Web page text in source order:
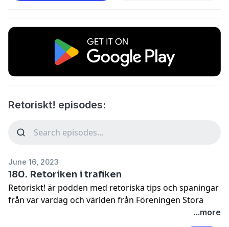
Retoriskt! episodes:
June 16, 2023
180. Retoriken i trafiken
Retoriskt! är podden med retoriska tips och spaningar
från var vardag och världen från Föreningen Stora
Retorikpriset. Varje år delar vi – Barbro Fällman och
Klara Härgestam – ut Stora Retorikpriset till en person
...more